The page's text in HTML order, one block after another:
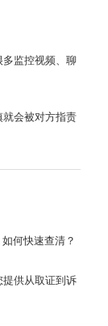
监控视频、聊
会被对方指责
何快速查清？
供从取证到诉